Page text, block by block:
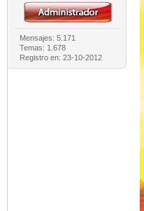
Mensajes: 5.171
Temas: 1.678
Registro en: 23-10-2012